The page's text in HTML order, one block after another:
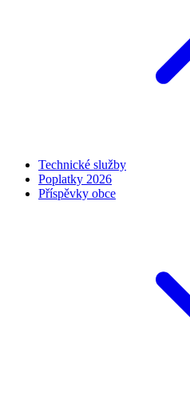
Technické služby
Poplatky 2026
Příspěvky obce